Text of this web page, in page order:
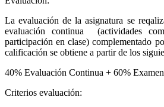
La evaluación de la asignatura se
evaluación continua (actividades
participación en clase) complementado
calificación se obtiene a partir de los
40% Evaluación Continua + 60% Examen
Criterios evaluación: